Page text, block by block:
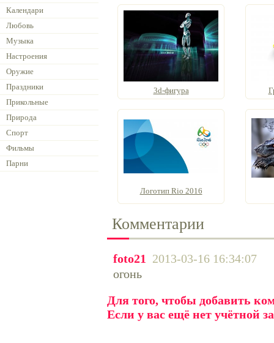
Календари
Любовь
Музыка
Настроения
Оружие
Праздники
Прикольные
Природа
Спорт
Фильмы
Парни
3d-фигура
Логотип Rio 2016
Комментарии
foto21
2013-03-16 16:34:07
огонь
Для того, чтобы добавить
Если у вас ещё нет учётной